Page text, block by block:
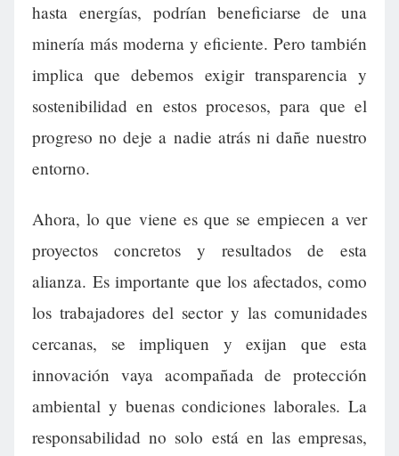
hasta energías, podrían beneficiarse de una
minería más moderna y eficiente. Pero también
implica que debemos exigir transparencia y
sostenibilidad en estos procesos, para que el
progreso no deje a nadie atrás ni dañe nuestro
entorno.
Ahora, lo que viene es que se empiecen a ver
proyectos concretos y resultados de esta
alianza. Es importante que los afectados, como
los trabajadores del sector y las comunidades
cercanas, se impliquen y exijan que esta
innovación vaya acompañada de protección
ambiental y buenas condiciones laborales. La
responsabilidad no solo está en las empresas,